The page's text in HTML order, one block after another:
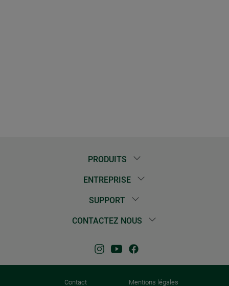
PRODUITS
ENTREPRISE
SUPPORT
CONTACTEZ NOUS
Contact Mentions légales